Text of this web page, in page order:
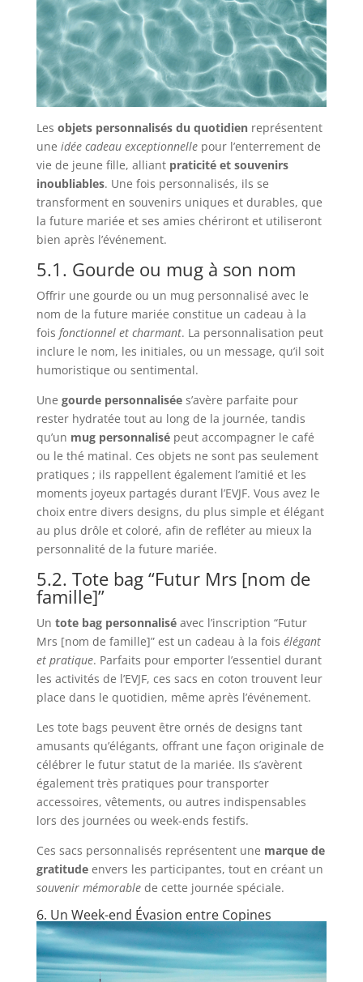
Les objets personnalisés du quotidienreprésentent
une idée cadeau exceptionnellepour l’enterrement de
vie de jeune fille, alliant praticité et souvenirs
inoubliables. Une fois personnalisés, ils se
transforment en souvenirs uniques et durables, que
la future mariée et ses amies chériront et utiliseront
bien après l’événement.
5.1. Gourde ou mug à son nom
Offrir une gourde ou un mug personnalisé avec le
nom de la future mariée constitue un cadeau à la
fois fonctionnel et charmant. La personnalisation peut
inclure le nom, les initiales, ou un message, qu’il soit
humoristique ou sentimental.
Une gourde personnalisées’avère parfaite pour
rester hydratée tout au long de la journée, tandis
qu’un mug personnalisépeut accompagner le café
ou le thé matinal. Ces objets ne sont pas seulement
pratiques ; ils rappellent également l’amitié et les
moments joyeux partagés durant l’EVJF. Vous avez le
choix entre divers designs, du plus simple et élégant
au plus drôle et coloré, afin de refléter au mieux la
personnalité de la future mariée.
5.2. Tote bag “Futur Mrs [nom de
famille]”
Un tote bag personnaliséavec l’inscription “Futur
Mrs [nom de famille]” est un cadeau à la fois élégant
et pratique. Parfaits pour emporter l’essentiel durant
les activités de l’EVJF, ces sacs en coton trouvent leur
place dans le quotidien, même après l’événement.
Les tote bags peuvent être ornés de designs tant
amusants qu’élégants, offrant une façon originale de
célébrer le futur statut de la mariée. Ils s’avèrent
également très pratiques pour transporter
accessoires, vêtements, ou autres indispensables
lors des journées ou week-ends festifs.
Ces sacs personnalisés représentent une marque de
gratitudeenvers les participantes, tout en créant un
souvenir mémorablede cette journée spéciale.
6. Un Week-end Évasion entre Copines